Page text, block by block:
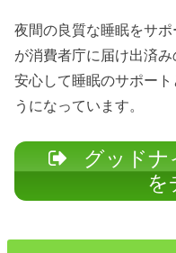
夜間の良質な睡眠をサ
が消費者庁に届け出済
安心して睡眠のサポー
うになっています。
グッドナ
を